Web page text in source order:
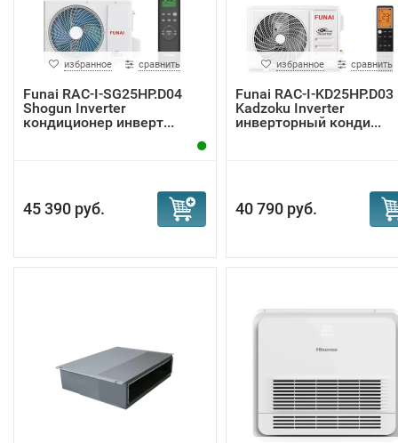
избранное сравнить
Funai RAC-I-SG25HP.D04
Shogun Inverter
кондиционер инверт...
45 390 руб.
избранное сравнить
Funai RAC-I-KD25HP.D03
Kadzoku Inverter
инверторный конди...
40 790 руб.